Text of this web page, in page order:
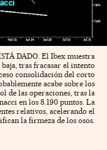
DADO. El Ibex muestra
tras fracasar el intento
consolidación del corto
acabe sobre los
de las operaciones, tras la
en los 8.190 puntos. La
relativos, acelerando el
la firmeza de los osos.